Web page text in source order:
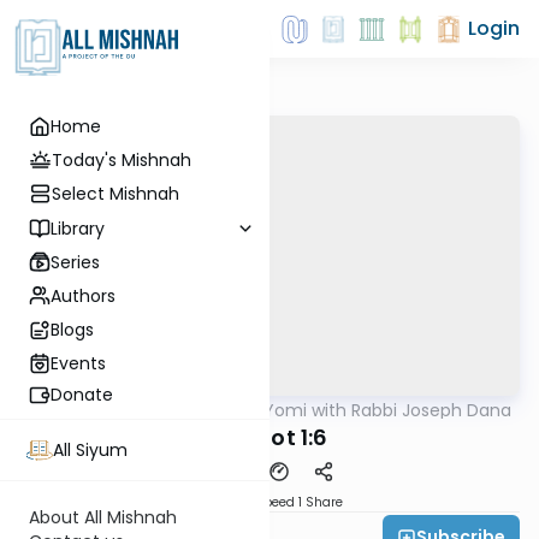
Home
Today's Mishnah
Select Mishnah
Library
Series
Authors
Blogs
Events
Donate
All Siyum
About All Mishnah
Login
Mishna Mishnah Yomi with Rabbi Joseph Dana
Keretot 1:6
Speed 1 Share